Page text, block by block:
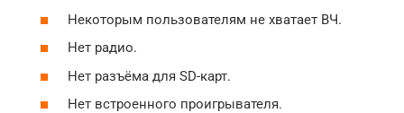
Некоторым пользователям не хватает ВЧ.
Нет радио.
Нет разъёма для SD-карт.
Нет встроенного проигрывателя.